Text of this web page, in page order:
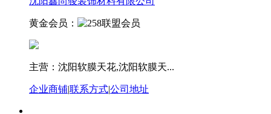
黄金会员：
主营：沈阳软膜天花,沈阳软膜天...
企业商铺|联系方式|公司地址